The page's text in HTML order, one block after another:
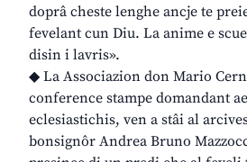
doprâ cheste lenghe ancje te
fevelant cun Diu. La anime e
disin i lavris».
◆ La Associazion don Mario
conference stampe domandant
eclesiastichis, ven a stâi al
bonsignôr Andrea Bruno